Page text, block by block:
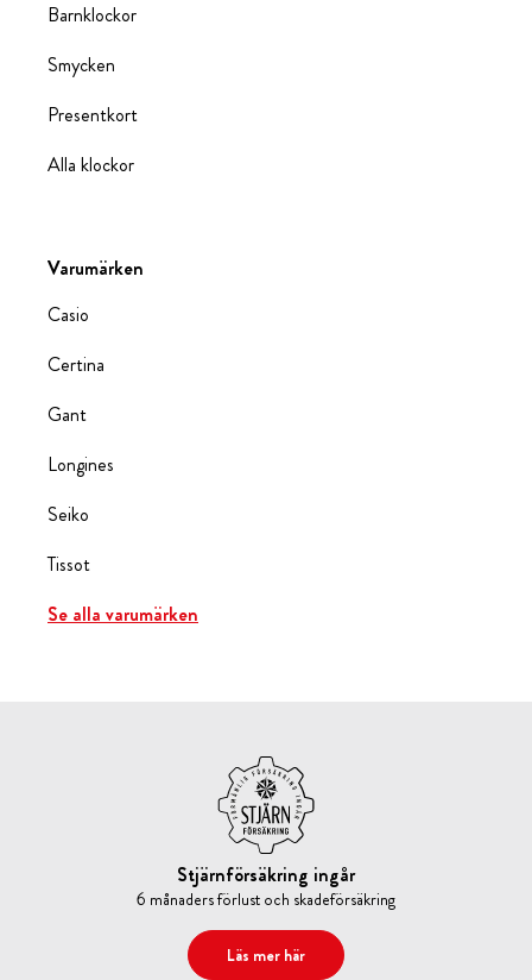
Barnklockor
Smycken
Presentkort
Alla klockor
Varumärken
Casio
Certina
Gant
Longines
Seiko
Tissot
Se alla varumärken
Stjärnförsäkring ingår
6 månaders förlust och skadeförsäkring
Läs mer här